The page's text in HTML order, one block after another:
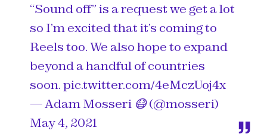
“Sound off” is a request we get a lot
so I’m excited that it’s coming to
Reels too. We also hope to expand
beyond a handful of countries
soon.pic.twitter.com/4eMczUoj4x
— Adam Mosseri 😷 (@mosseri)
May 4, 2021